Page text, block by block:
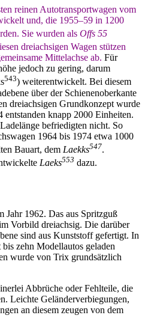
reinen Autotransportwagen vom
und, die 1955–59 in 1200
Sie wurden als Offs 55
dreiachsigen Wagen stützen
Mittelachse ab. Für
jedoch zu gering, darum
543) weiterentwickelt. Bei diesem
über der Schienenoberkante
dreiachsigen Grundkonzept wurde
entstanden knapp 2000 Einheiten.
befriedigten nicht. So
1964 bis 1974 etwa 1000
Bauart, dem Laekks547.
Laeks553 dazu.
Jahr 1962. Das aus Spritzguß
Vorbild dreiachsig. Die darüber
sind aus Kunststoff gefertigt. In
zehn Modellautos geladen
wurde von Trix grundsätzlich
Abbrüche oder Fehlteile, die
Leichte Geländerverbiegungen,
an diesem zeugen von dem